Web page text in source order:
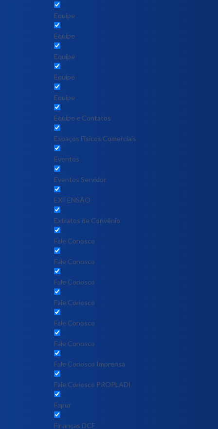
Equipe
Equipe
Equipe
Equipe
Equipe
Equipe e Contatos
Espaços Físicos Comerciais
Eventos
Eventos Servidor
EXTENSÃO
Extratos de Convênio
Fale Conosco
Fale Conosco
Fale Conosco
Fale Conosco
Fale Conosco
Fale Conosco
Fale Conosco Imprensa
Fale Conosco PROPLADI
Fapur
Finanças DCF